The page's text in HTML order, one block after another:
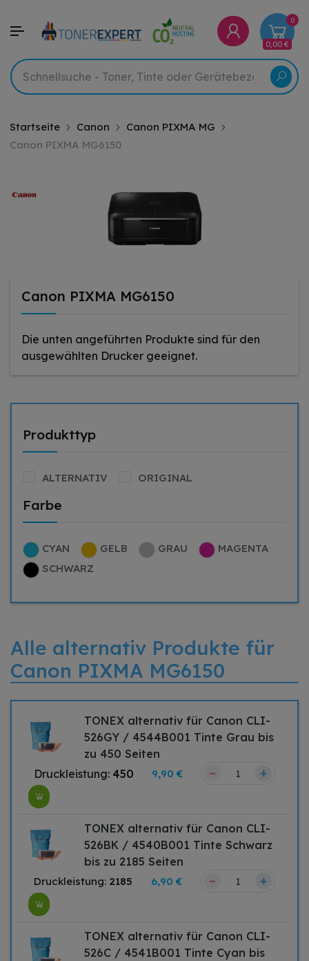
0
0,00 €
Startseite Canon
Canon PIXMA MG
Canon PIXMA MG6150
Canon PIXMA MG6150
Die unten angeführten Produkte sind für den
ausgewählten Drucker geeignet.
Produkttyp
ALTERNATIV ORIGINAL
Farbe
CYAN GELB GRAU
MAGENTA
SCHWARZ
Alle alternativ Produkte für
Canon PIXMA MG6150
TONEX alternativ für Canon CLI-
526GY / 4544B001 Tinte Grau bis
zu 450 Seiten
Druckleistung: 450 9,90 € – +
TONEX alternativ für Canon CLI-
526BK / 4540B001 Tinte Schwarz
bis zu 2185 Seiten
Druckleistung: 2185 6,90 € – +
TONEX alternativ für Canon CLI-
526C / 4541B001 Tinte Cyan bis